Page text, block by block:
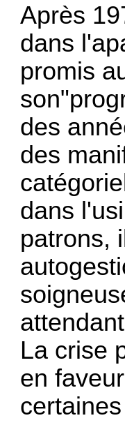
Après
dans
promis
des
des
dans
patrons,
La crise
en